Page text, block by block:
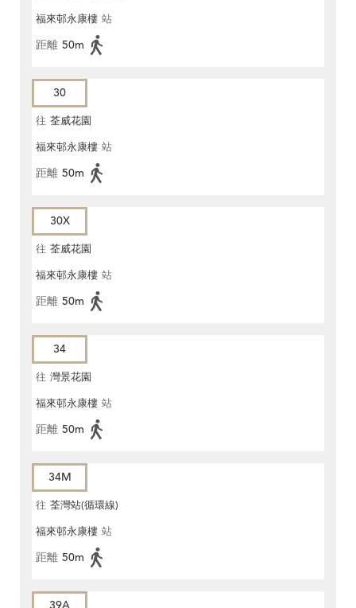
福來邨永康樓 站
距離 50m
30
往 荃威花園
福來邨永康樓 站
距離 50m
30X
往 荃威花園
福來邨永康樓 站
距離 50m
34
往 灣景花園
福來邨永康樓 站
距離 50m
34M
往 荃灣站(循環線)
福來邨永康樓 站
距離 50m